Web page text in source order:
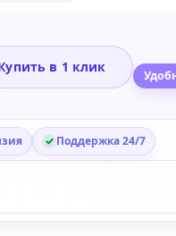
в 1 клик
Поддержка 24/7